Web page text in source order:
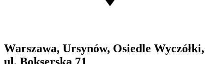
Warszawa, Ursynów, Osiedle Wyczółki,